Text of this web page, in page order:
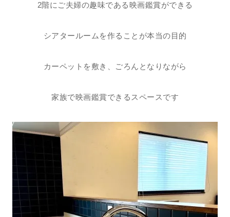
2階にご夫婦の趣味である映画鑑賞ができる
シアタールームを作ることが本当の目的
カーペットを敷き、ごろんとなりながら
家族で映画鑑賞できるスペースです